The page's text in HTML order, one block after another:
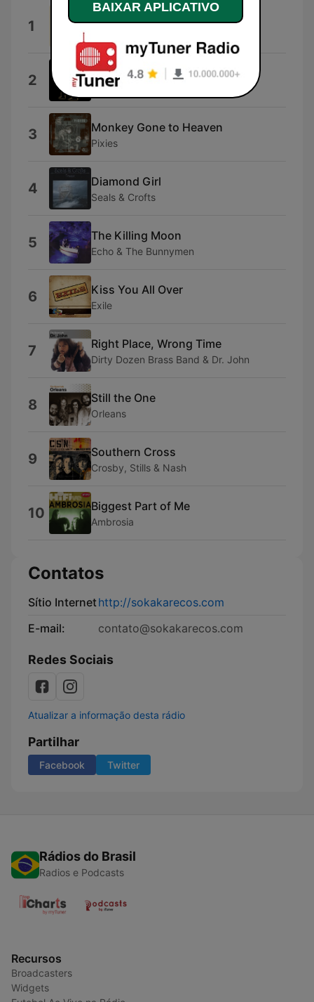
1 House of the Rising Sun
2 Bang a Gong (Get It On)
T. Rex
3 Monkey Gone to Heaven
Pixies
4 Diamond Girl
Seals & Crofts
5 The Killing Moon
Echo & The Bunnymen
6 Kiss You All Over
Exile
7 Right Place, Wrong Time
Dirty Dozen Brass Band & Dr. John
8 Still the One
Orleans
9 Southern Cross
Crosby, Stills & Nash
10 Biggest Part of Me
Ambrosia
Contatos
Sítio Internethttp://sokakarecos.com
E-mail:
contato@sokakarecos.com
Redes Sociais
Atualizar a informação desta rádio
Partilhar
Facebook Twitter
Rádios do Brasil
Radios e Podcasts
Recursos
Broadcasters
Widgets
BAIXAR APLICATIVO